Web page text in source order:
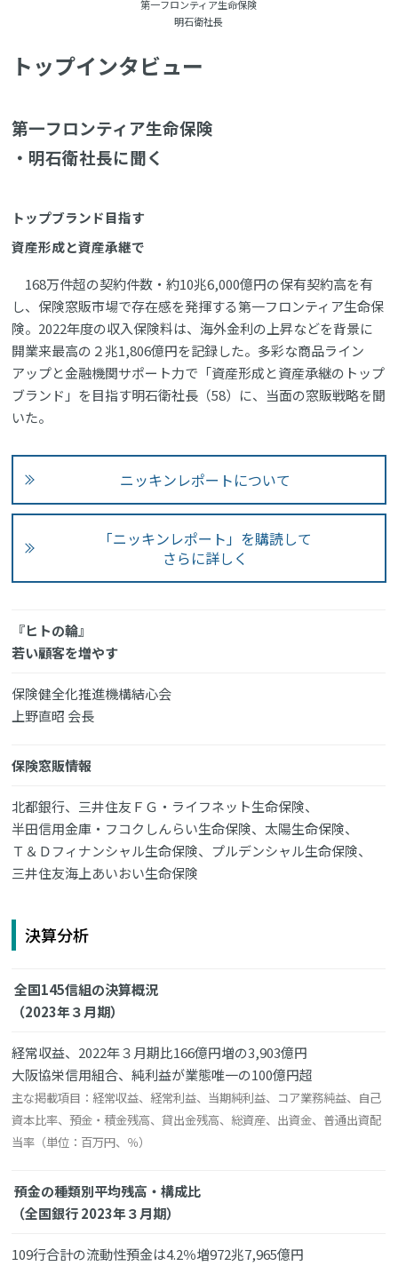
第一フロンティア生命保険
明石衛社長
トップインタビュー
第一フロンティア生命保険
・明石衛社長に聞く
トップブランド目指す
資産形成と資産承継で
168万件超の契約件数・約10兆6,000億円の保有契約高を有
し、保険窓販市場で存在感を発揮する第一フロンティア生命保
険。2022年度の収入保険料は、海外金利の上昇などを背景に
開業来最高の２兆1,806億円を記録した。多彩な商品ライン
アップと金融機関サポート力で「資産形成と資産承継のトップ
ブランド」を目指す明石衛社長（58）に、当面の窓販戦略を聞
いた。
ニッキンレポートについて
「ニッキンレポート」を購読して
さらに詳しく
『ヒトの輪』
若い顧客を増やす
保険健全化推進機構結心会
上野直昭 会長
保険窓販情報
北都銀行、三井住友ＦＧ・ライフネット生命保険、
半田信用金庫・フコクしんらい生命保険、太陽生命保険、
Ｔ＆Ｄフィナンシャル生命保険、プルデンシャル生命保険、
三井住友海上あいおい生命保険
決算分析
全国145信組の決算概況
（2023年３月期）
経常収益、2022年３月期比166億円増の3,903億円
大阪協栄信用組合、純利益が業態唯一の100億円超
主な掲載項目：経常収益、経常利益、当期純利益、コア業務純益、自己
資本比率、預金・積金残高、貸出金残高、総資産、出資金、普通出資配
当率（単位：百万円、％）
預金の種類別平均残高・構成比
（全国銀行 2023年３月期）
109行合計の流動性預金は4.2％増972兆7,965億円